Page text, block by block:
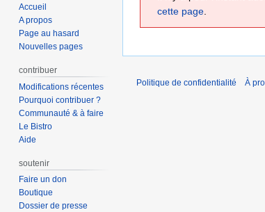
cette page.
Accueil
A propos
Page au hasard
Nouvelles pages
contribuer
Modifications récentes
Pourquoi contribuer ?
Communauté & à faire
Le Bistro
Aide
soutenir
Faire un don
Boutique
Dossier de presse
Politique de confidentialité À